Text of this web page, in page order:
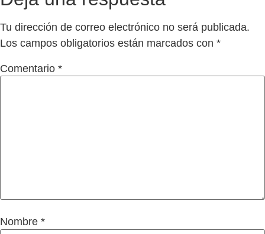
Tu dirección de correo electrónico no será publicada.
Los campos obligatorios están marcados con *
Comentario *
Nombre *